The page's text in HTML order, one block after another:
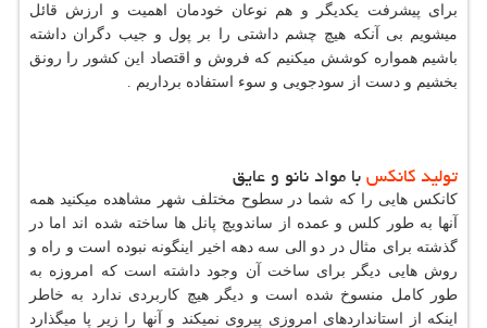
برای پیشرفت یکدیگر و هم نوعان خودمان اهمیت و ارزش قائل
میشویم بی آنکه هیچ چشم داشتی را بر پول و جیب دگران داشته
باشیم همواره کوشش میکنیم که فروش و اقتصاد این کشور را رونق
بخشیم و دست از سودجویی و سوء استفاده برداریم .
تولید کانکسبا مواد نانو و عایق
کانکس هایی را که شما در سطوح مختلف شهر مشاهده میکنید همه
آنها به طور کلس و عمده از ساندویچ پانل ها ساخته شده اند اما در
گذشته برای مثال در دو الی سه دهه اخیر اینگونه نبوده است و راه و
روش هایی دیگر برای ساخت آن وجود داشته است که امروزه به
طور کامل منسوخ شده است و دیگر هیچ کاربردی ندارد به خاطر
اینکه از استانداردهای امروزی پیروی نمیکند و آنها را زیر پا میگذارد